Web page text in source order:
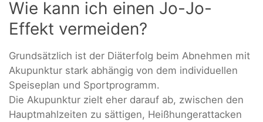
Wie kann ich einen Jo-Jo-
Effekt vermeiden?
Grundsätzlich ist der Diäterfolg beim Abnehmen mit
Akupunktur stark abhängig von dem individuellen
Speiseplan und Sportprogramm.
Die Akupunktur zielt eher darauf ab, zwischen den
Hauptmahlzeiten zu sättigen, Heißhungerattacken